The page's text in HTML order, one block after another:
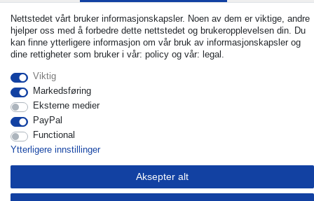
Nettstedet vårt bruker informasjonskapsler. Noen av dem er viktige, andre
hjelper oss med å forbedre dette nettstedet og brukeropplevelsen din. Du
kan finne ytterligere informasjon om vår bruk av informasjonskapsler og
dine rettigheter som bruker i vår: policy og vår: legal.
Viktig
Markedsføring
Eksterne medier
PayPal
Functional
Ytterligere innstillinger
Aksepter alt
Withdraw from contract here
Ta kontakt med